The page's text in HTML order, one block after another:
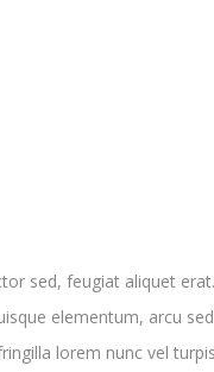
sed, feugiat aliquet
elementum, arcu
lorem nunc vel